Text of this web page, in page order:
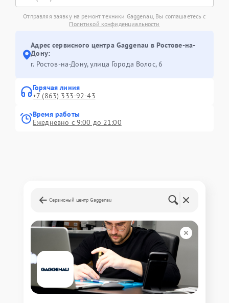
Отправляя заявку на ремонт техники Gaggenau, Вы соглашаетесь с
Политикой конфиденциальности
Адрес сервисного центра Gaggenau в Ростове-на-
Дону:
г. Ростов-на-Дону, улица Города Волос, 6
Горячая линия
+7 (863) 333-92-43
Время работы
Ежедневно с 9:00 до 21:00
Сервисный центр Gaggenau